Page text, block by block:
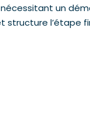
un
structure l’étape